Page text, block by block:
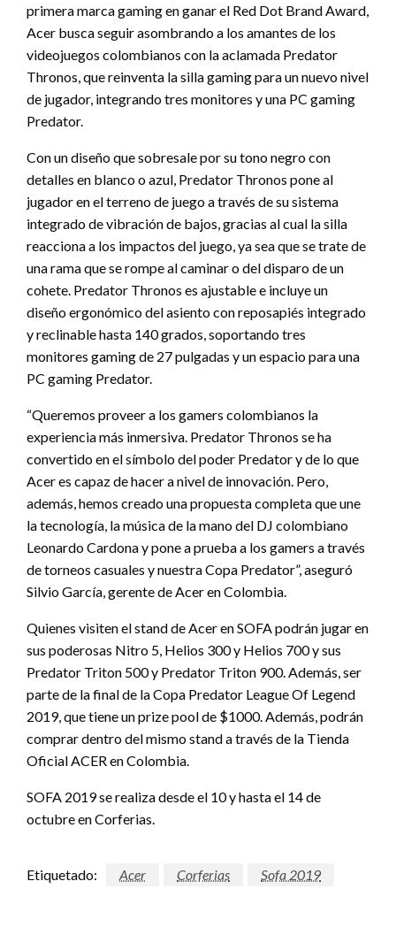
primera marca gaming en ganar el Red Dot Brand Award,
Acer busca seguir asombrando a los amantes de los
videojuegos colombianos con la aclamada Predator
Thronos, que reinventa la silla gaming para un nuevo nivel
de jugador, integrando tres monitores y una PC gaming
Predator.
Con un diseño que sobresale por su tono negro con
detalles en blanco o azul, Predator Thronos pone al
jugador en el terreno de juego a través de su sistema
integrado de vibración de bajos, gracias al cual la silla
reacciona a los impactos del juego, ya sea que se trate de
una rama que se rompe al caminar o del disparo de un
cohete. Predator Thronos es ajustable e incluye un
diseño ergonómico del asiento con reposapiés integrado
y reclinable hasta 140 grados, soportando tres
monitores gaming de 27 pulgadas y un espacio para una
PC gaming Predator.
“Queremos proveer a los gamers colombianos la
experiencia más inmersiva. Predator Thronos se ha
convertido en el símbolo del poder Predator y de lo que
Acer es capaz de hacer a nivel de innovación. Pero,
además, hemos creado una propuesta completa que une
la tecnología, la música de la mano del DJ colombiano
Leonardo Cardona y pone a prueba a los gamers a través
de torneos casuales y nuestra Copa Predator”, aseguró
Silvio García, gerente de Acer en Colombia.
Quienes visiten el stand de Acer en SOFA podrán jugar en
sus poderosas Nitro 5, Helios 300 y Helios 700 y sus
Predator Triton 500 y Predator Triton 900. Además, ser
parte de la final de la Copa Predator League Of Legend
2019, que tiene un prize pool de $1000. Además, podrán
comprar dentro del mismo stand a través de la Tienda
Oficial ACER en Colombia.
SOFA 2019 se realiza desde el 10 y hasta el 14 de
octubre en Corferias.
Etiquetado: Acer Corferias Sofa 2019